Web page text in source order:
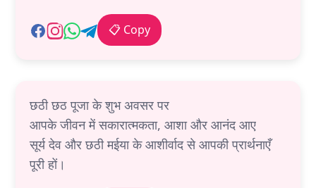
📋 Copy
छठी छठ पूजा के शुभ अवसर पर
आपके जीवन में सकारात्मकता, आशा और आनंद आए
सूर्य देव और छठी मईया के आशीर्वाद से आपकी प्रार्थनाएँ
पूरी हों।